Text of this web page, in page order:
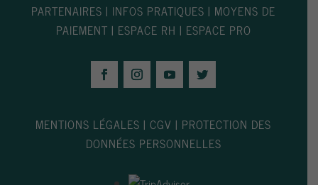
PARTENAIRES | INFOS PRATIQUES | MOYENS DE
PAIEMENT | ESPACE RH | ESPACE PRO
MENTIONS LÉGALES |CGV | PROTECTION DES
DONNÉES PERSONNELLES